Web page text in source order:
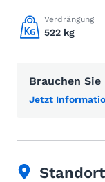
Verdrängung
522 kg
Brauchen
Jetzt
Standort